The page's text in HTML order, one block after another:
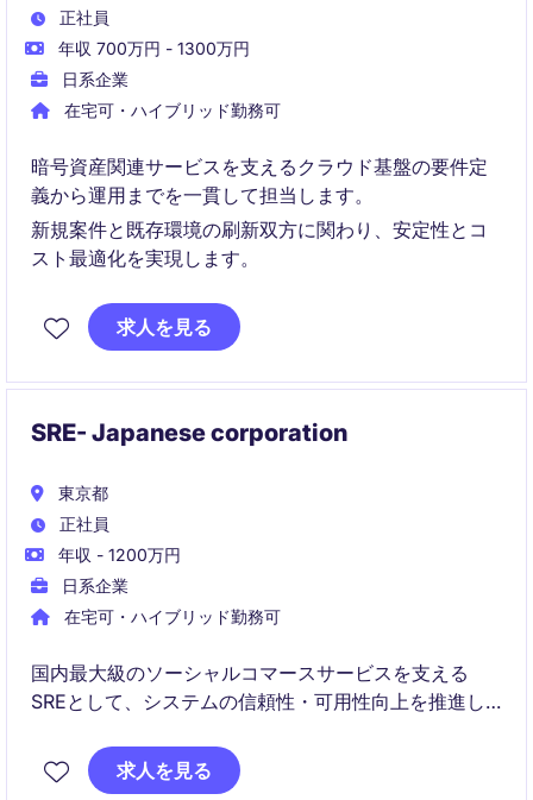
正社員
年収 700万円 - 1300万円
日系企業
在宅可・ハイブリッド勤務可
暗号資産関連サービスを支えるクラウド基盤の要件定
義から運用までを一貫して担当します。
新規案件と既存環境の刷新双方に関わり、安定性とコ
スト最適化を実現します。
求人を見る
SRE- Japanese corporation
東京都
正社員
年収 - 1200万円
日系企業
在宅可・ハイブリッド勤務可
国内最大級のソーシャルコマースサービスを支える
SREとして、システムの信頼性・可用性向上を推進し
モニタリングや自動化、アーキテクチャ改善を通じ
求人を見る